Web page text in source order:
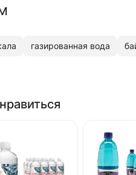
газированная вода